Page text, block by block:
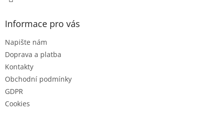
Informace pro vás
Napište nám
Doprava a platba
Kontakty
Obchodní podmínky
GDPR
Cookies